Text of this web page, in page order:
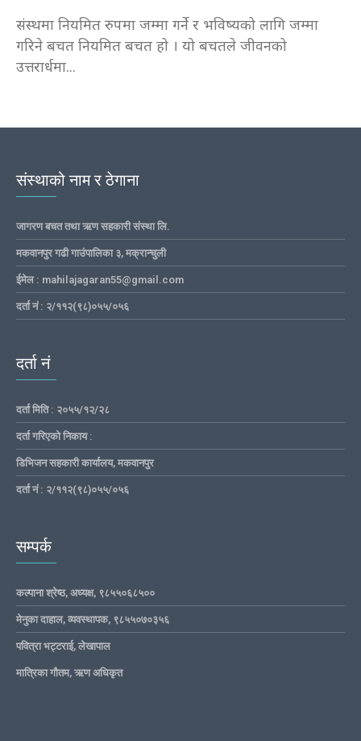
संस्थमा नियमित रुपमा जम्मा गर्ने र भविष्यको लागि जम्मा
गरिने बचत नियमित बचत हो । यो बचतले जीवनको
उत्तरार्धमा...
संस्थाको नाम र ठेगाना
जागरण बचत तथा ऋण सहकारी संस्था लि.
मकवानपुर गढी गाउंपालिका ३, मक्रान्चुली
ईमेल : mahilajagaran55@gmail.com
दर्ता नं : २/११२(९८)०५५/०५६
दर्ता नं
दर्ता मिति : २०५५/१२/२८
दर्ता गरिएको निकाय :
डिभिजन सहकारी कार्यालय, मकवानपुर
दर्ता नं : २/११२(९८)०५५/०५६
सम्पर्क
कल्पाना श्रेष्ठ, अध्यक्ष, ९८५५०६८५००
मेनुका दाहाल, व्यवस्थापक, ९८५५०७०३५६
पवित्रा भट्टराई, लेखापाल
मात्रिका गौतम, ऋण अधिकृत